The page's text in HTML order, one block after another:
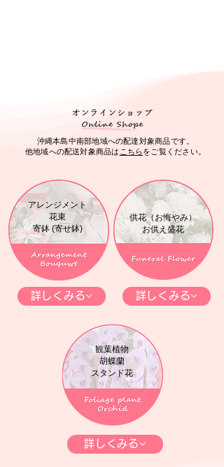
沖縄本島中南部地域への配達対象商品です。
他地域への配送対象商品は こちらをご覧ください。
アレンジメント
花束
寄鉢 (寄せ鉢)
詳しくみる
​供花（お悔やみ）
​お供え盛花
詳しくみる
観葉植物
胡蝶蘭
​スタンド花
詳しくみる